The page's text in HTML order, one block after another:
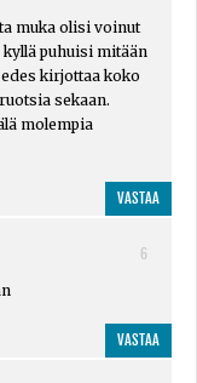
muka olisi voinut
kyllä puhuisi mitään
kirjottaa koko
sekaan.
molempia
VASTAA
6
VASTAA